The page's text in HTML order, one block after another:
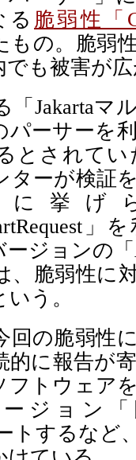
る 脆弱性「
もの。脆弱
でも被害が
Jakartaマ
パーサーを
とされてい
ターが検証
挙げ
ジョンの「
、脆弱性に
う。
回の脆弱性
的に報告が
フトウェア
ジョン「
トするなど